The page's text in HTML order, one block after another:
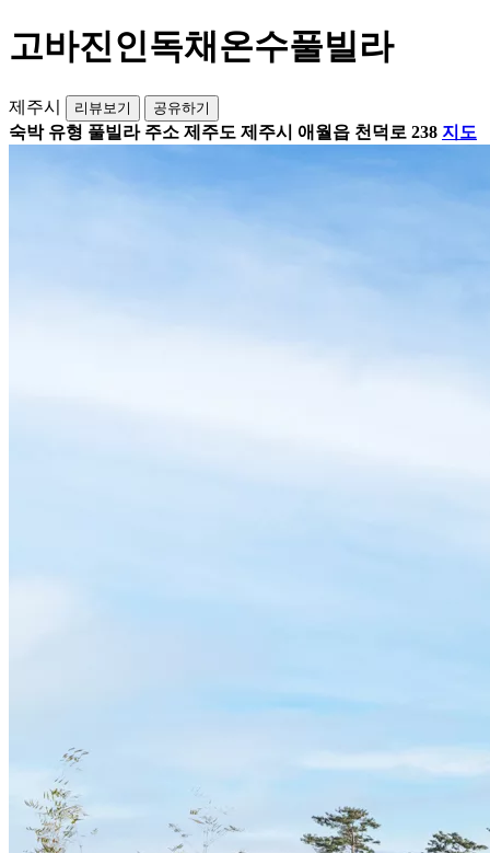
고바진인독채온수풀빌라
제주시 리뷰보기 공유하기
숙박 유형 풀빌라 주소 제주도 제주시 애월읍 천덕로 238 지도